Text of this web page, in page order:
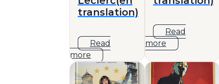
translation)
Read
more
Read
more